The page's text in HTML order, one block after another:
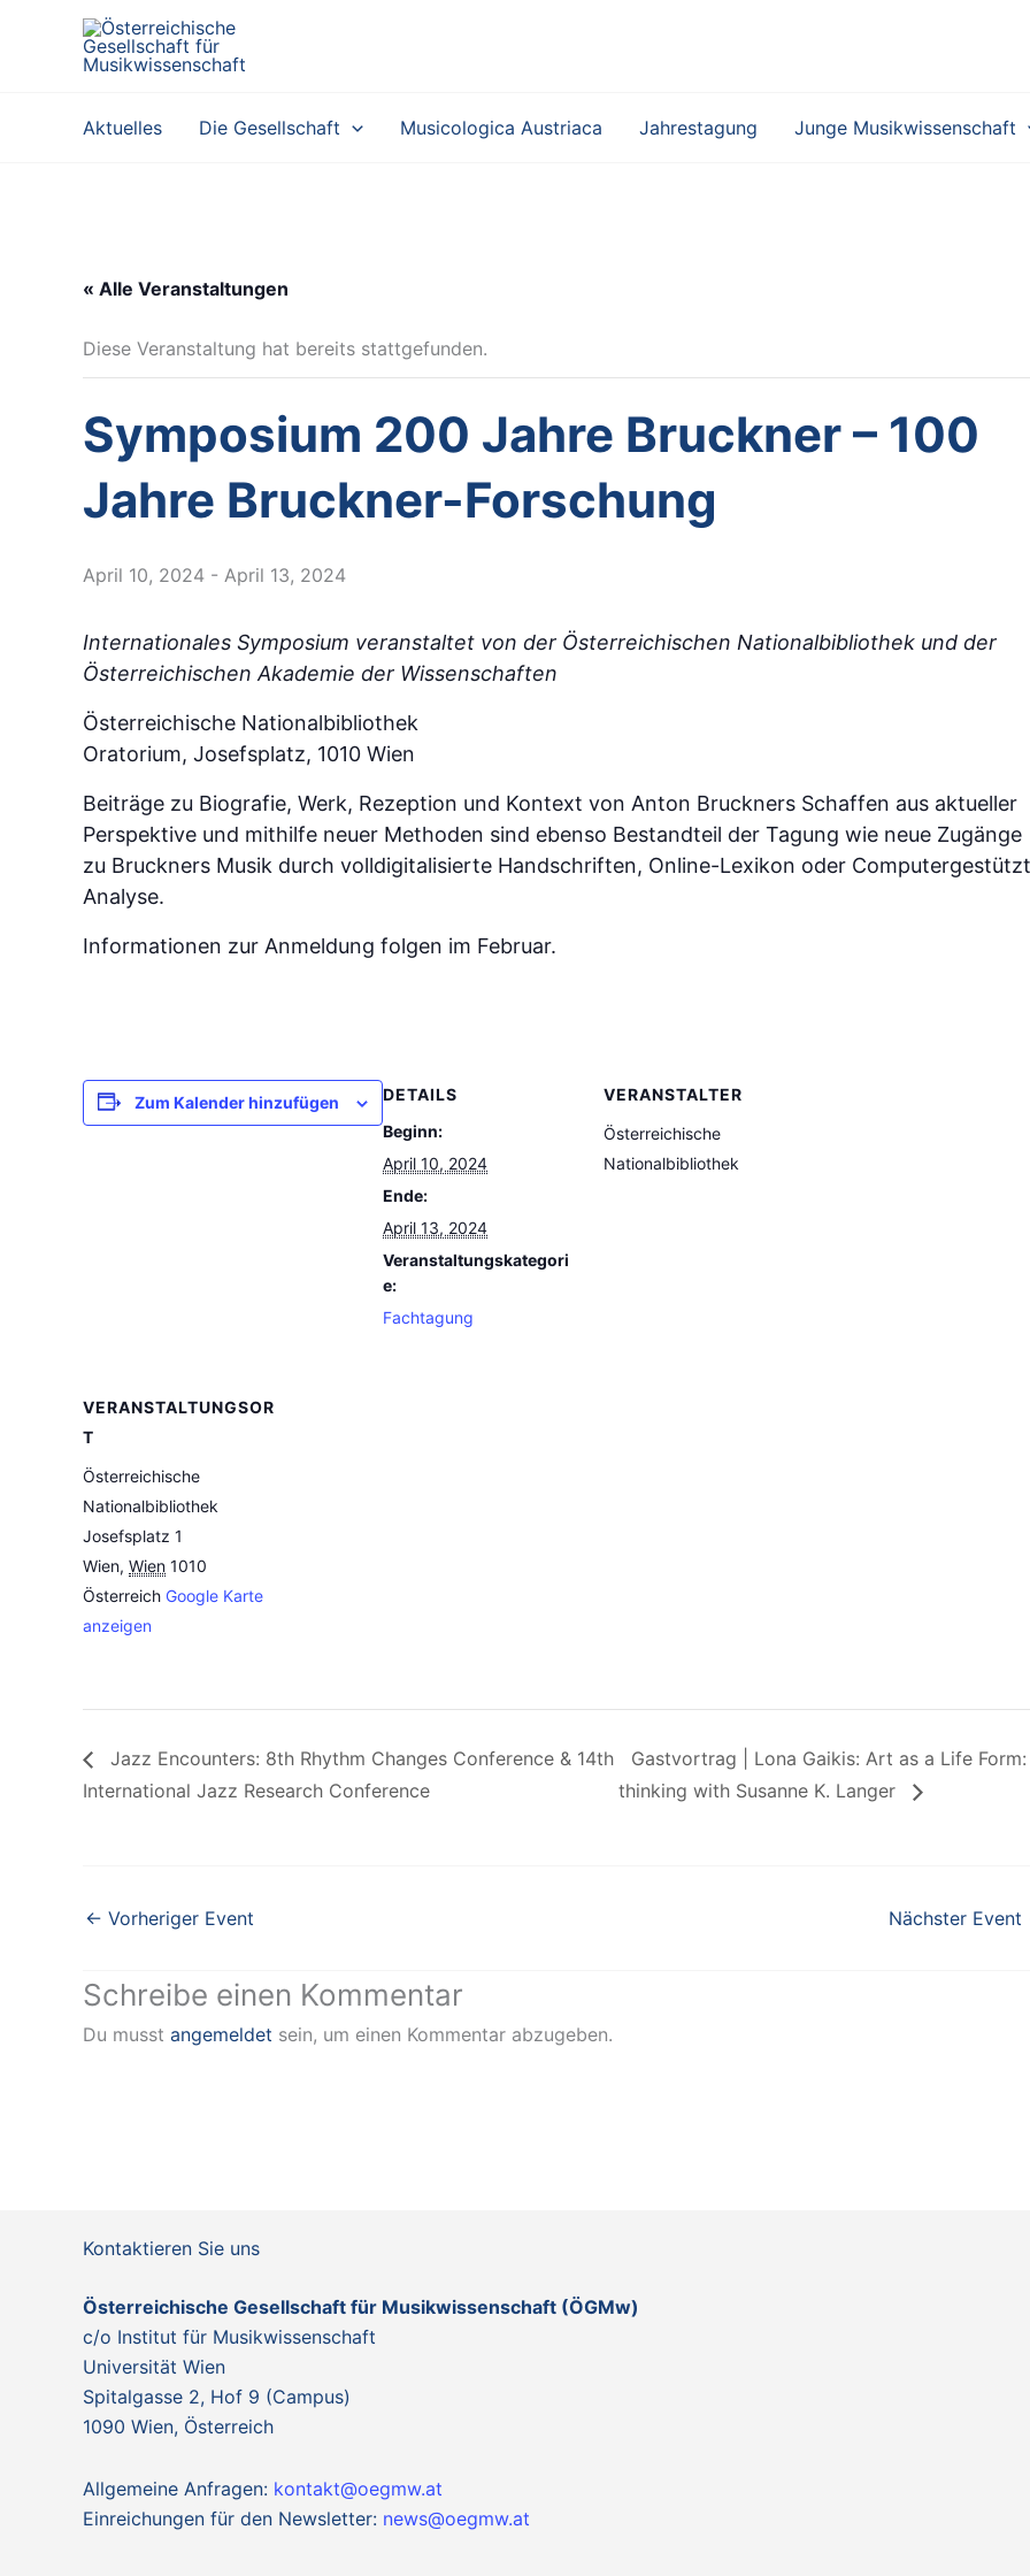
Aktuelles Die Gesellschaft Musicologica Austriaca Jahrestagung Junge Musikwissenschaft
« Alle Veranstaltungen
Diese Veranstaltung hat bereits stattgefunden.
Symposium 200 Jahre Bruckner – 100
Jahre Bruckner-Forschung
April 10, 2024 - April 13, 2024
Internationales Symposium veranstaltet von der Österreichischen Nationalbibliothek und der
Österreichischen Akademie der Wissenschaften
Österreichische Nationalbibliothek
Oratorium, Josefsplatz, 1010 Wien
Beiträge zu Biografie, Werk, Rezeption und Kontext von Anton Bruckners Schaffen aus aktueller
Perspektive und mithilfe neuer Methoden sind ebenso Bestandteil der Tagung wie neue Zugänge
zu Bruckners Musik durch volldigitalisierte Handschriften, Online-Lexikon oder
Analyse.
Informationen zur Anmeldung folgen im Februar.
Zum Kalender hinzufügen
DETAILS
Beginn:
April 10, 2024
Ende:
April 13, 2024
Veranstaltungskategori
e:
Fachtagung
VERANSTALTER
Österreichische
Nationalbibliothek
VERANSTALTUNGSOR
T
Österreichische
Nationalbibliothek
Josefsplatz 1
Wien, Wien 1010
Österreich Google Karte
anzeigen
Jazz Encounters: 8th Rhythm Changes Conference & 14th
International Jazz Research Conference
Gastvortrag | Lona Gaikis: Art as a Life Form:
thinking with Susanne K. Langer
← Vorheriger Event Nächster Event
Schreibe einen Kommentar
Du musst angemeldet sein, um einen Kommentar abzugeben.
Kontaktieren Sie uns
Österreichische Gesellschaft für Musikwissenschaft (ÖGMw)
c/o Institut für Musikwissenschaft
Universität Wien
Spitalgasse 2, Hof 9 (Campus)
1090 Wien, Österreich
Allgemeine Anfragen: kontakt@oegmw.at
Einreichungen für den Newsletter: news@oegmw.at